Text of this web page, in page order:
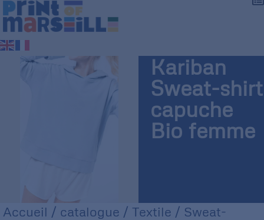
Kariban
Sweat-shirt
capuche
Bio femme
Accueil / catalogue / Textile / Sweat-